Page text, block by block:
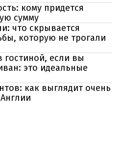
кому придется
сумму
что скрывается
которую не трогали
гостиной, если вы
это идеальные
как выглядит очень